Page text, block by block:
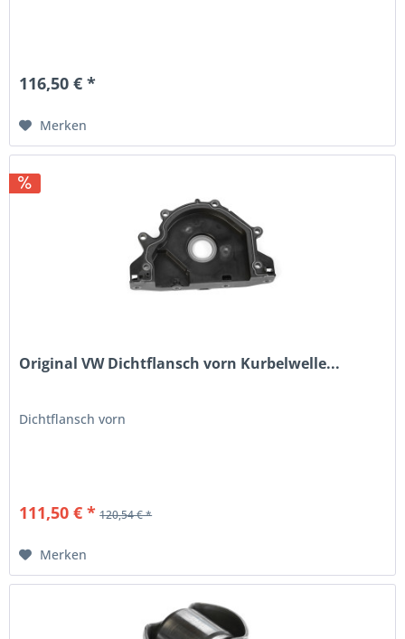
116,50 € *
Merken
Original VW Dichtflansch vorn Kurbelwelle...
Dichtflansch vorn
111,50 € * 120,54 € *
Merken